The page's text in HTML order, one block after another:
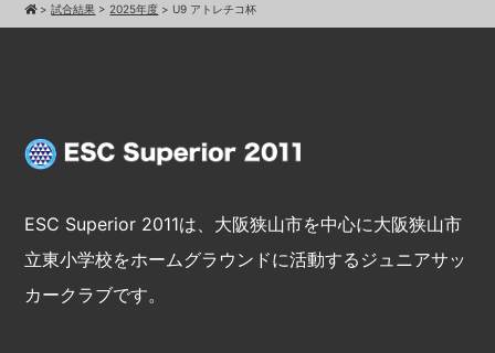
>試合結果 > 2025年度 > U9 アトレチコ杯
ESC Superior 2011は、大阪狭山市を中心に大阪狭山市
立東小学校をホームグラウンドに活動するジュニアサッ
カークラブです。